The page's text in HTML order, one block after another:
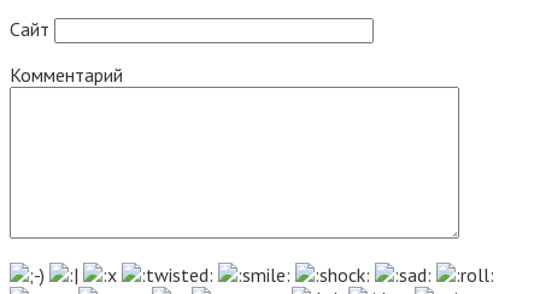
Сайт
Комментарий